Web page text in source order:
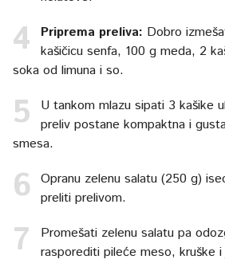
Priprema preliva: Dobro
kašičicu senfa, 100 g meda, 2
soka od limuna i so.
U tankom mlazu sipati 3 kašike
preliv postane kompaktna i
smesa.
Opranu zelenu salatu (250 g)
preliti prelivom.
Promešati zelenu salatu pa
rasporediti pileće meso, kruške i